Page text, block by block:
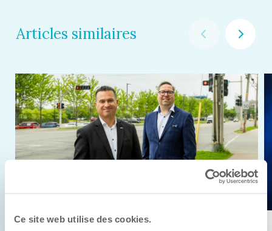
Ce site web utilise des cookies.
Articles similaires